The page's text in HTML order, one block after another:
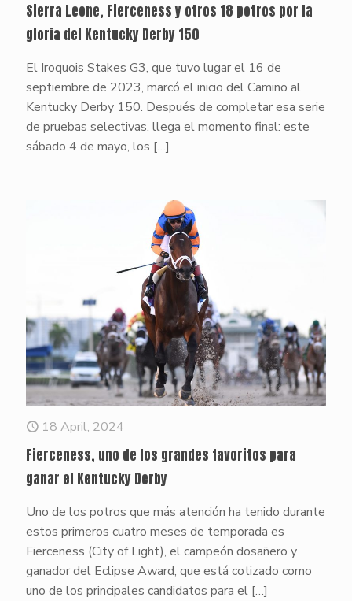
Sierra Leone, Fierceness y otros 18 potros por la
gloria del Kentucky Derby 150
El Iroquois Stakes G3, que tuvo lugar el 16 de
septiembre de 2023, marcó el inicio del Camino al
Kentucky Derby 150. Después de completar esa serie
de pruebas selectivas, llega el momento final: este
sábado 4 de mayo, los […]
18 April, 2024
Fierceness, uno de los grandes favoritos para
ganar el Kentucky Derby
Uno de los potros que más atención ha tenido durante
estos primeros cuatro meses de temporada es
Fierceness (City of Light), el campeón dosañero y
ganador del Eclipse Award, que está cotizado como
uno de los principales candidatos para el […]